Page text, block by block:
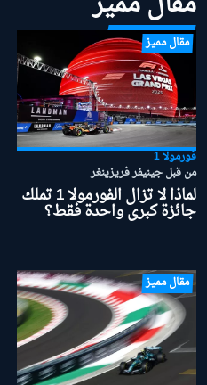
مقال مميز
فورمولا 1
من قبل جينيفر فريزينغر
لماذا لا تزال الفورمولا 1 تملك
جائزة كبرى واحدة فقط؟
مقال مميز